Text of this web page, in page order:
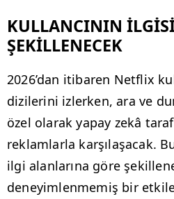
KULLANCININ
ŞEKİLLENECEK
2026’dan itibaren Netflix
dizilerini izlerken, ara ve
özel olarak yapay zekâ
reklamlarla karşılaşacak.
ilgi alanlarına göre
deneyimlenmemiş bir